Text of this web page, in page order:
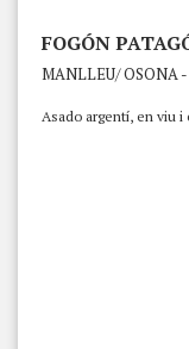
FOGÓN
MANLLEU/ OSONA
Asado argentí, en viu